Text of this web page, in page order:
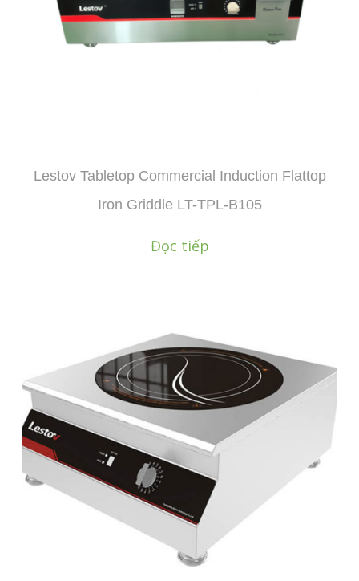
Lestov Tabletop Commercial Induction Flattop
Iron Griddle LT-TPL-B105
Đọc tiếp